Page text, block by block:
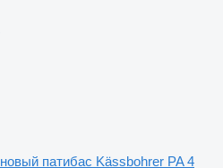
новый патибас Kässbohrer PA 4